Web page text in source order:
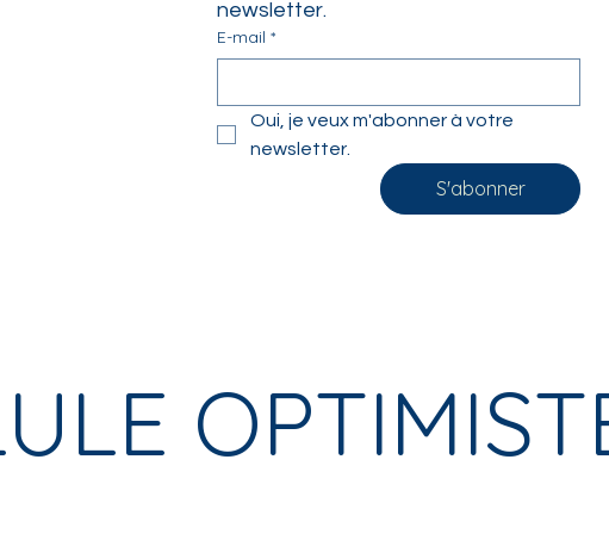
newsletter.
E-mail *
Oui, je veux m'abonner à votre
newsletter.
S'abonner